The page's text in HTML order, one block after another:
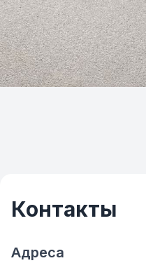
Контакты
Адреса